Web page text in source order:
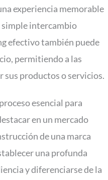
experiencia memorable
simple intercambio
efectivo también puede
permitiendo a las
sus productos o servicios.
esencial para
en un mercado
de una marca
una profunda
y diferenciarse de la